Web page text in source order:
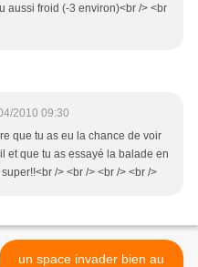
aussi froid (-3 environ)<br /> <br
2010 09:30
que tu as eu la chance de voir
et que tu as essayé la balade en
/> <br /> <br /> <br />
un space invader bien au